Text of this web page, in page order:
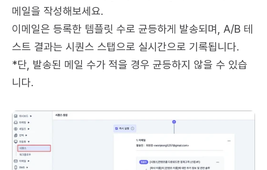
메일을 작성해보세요.
이메일은 등록한 템플릿 수로 균등하게 발송되며, A/B 테
스트 결과는 시퀀스 스탭으로 실시간으로 기록됩니다.
*단, 발송된 메일 수가 적을 경우 균등하지 않을 수 있습
니다.